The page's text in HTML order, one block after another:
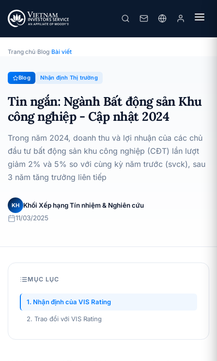
Nhận định Thị trường · 11/03/2025
Trang chủ›Blog›Bài viết
Blog Nhận định Thị trường
Tin ngắn: Ngành Bất động sản Khu
công nghiệp - Cập nhật 2024
Trong năm 2024, doanh thu và lợi nhuận của các chủ
đầu tư bất động sản khu công nghiệp (CĐT) lần lượt
giảm 2% và 5% so với cùng kỳ năm trước (svck), sau
3 năm tăng trưởng liên tiếp
KH
Khối Xếp hạng Tín nhiệm & Nghiên cứu
11/03/2025
MỤC LỤC
1. Nhận định của VIS Rating
2. Trao đổi với VIS Rating